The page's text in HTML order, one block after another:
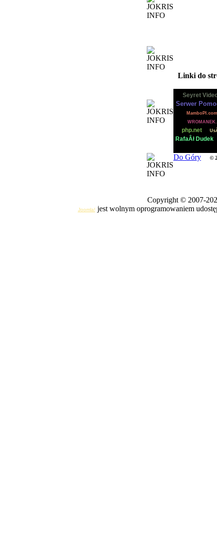
Linki do
Seyret
Serwer
MamboPl.com
php.net
RafaÂł Dudek
Do Góry ©
Copyright © 2007-
Joomla! jest wolnym oprogramowaniem